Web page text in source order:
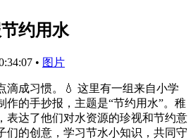
约用水
• 图片
滴成习惯。💧 这里有一组来自小学
作的手抄报，主题是“节约用水”。稚
表达了他们对水资源的珍视和节约意
们的创意，学习节水小知识，共同守